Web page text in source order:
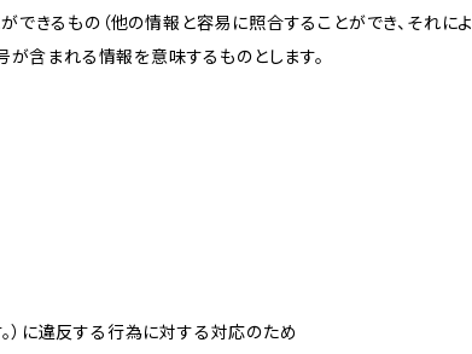
きるもの（他の情報と容易に照合することができ、それによ
が含まれる情報を意味するものとします。
。）に違反する行為に対する対応のため